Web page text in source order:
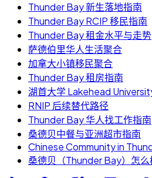
Thunder Bay 新生落地指南
Thunder Bay RCIP 移民指南
Thunder Bay 租金水平与走势
萨德伯里华人生活聚合
加拿大小镇移民聚合
Thunder Bay 租房指南
湖首大学 Lakehead
RNIP 后续替代路径
Thunder Bay 华人找工作指南
桑德贝中餐与亚洲超市指南
Chinese Community in
桑德贝（Thunder Bay）怎么